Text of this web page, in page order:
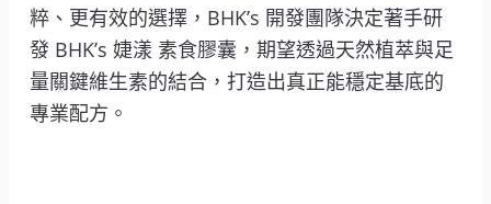
粹、更有效的選擇，BHK’s 開發團隊決定著手研
發 BHK’s 婕漾 素食膠囊，期望透過天然植萃與足
量關鍵維生素的結合，打造出真正能穩定基底的
專業配方。